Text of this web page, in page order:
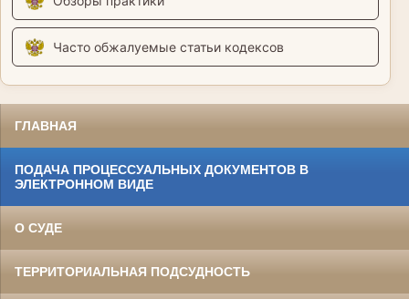
Часто обжалуемые статьи кодексов
ГЛАВНАЯ
ПОДАЧА ПРОЦЕССУАЛЬНЫХ ДОКУМЕНТОВ В
ЭЛЕКТРОННОМ ВИДЕ
О СУДЕ
ТЕРРИТОРИАЛЬНАЯ ПОДСУДНОСТЬ